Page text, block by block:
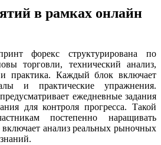
в рамках онлайн
форекс структурирована по
торговли, технический анализ,
и практика. Каждый блок включает
и практические упражнения.
ежедневные задания
для контроля прогресса. Такой
постепенно наращивать
анализ реальных рыночных